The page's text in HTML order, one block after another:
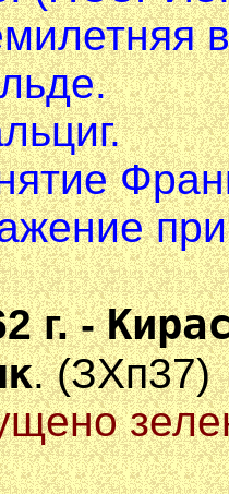
г. -
. (ЗХп37)